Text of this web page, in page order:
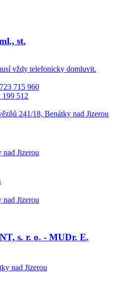
st.
vždy telefonicky domluvit.
715 960
512
241/18, Benátky nad Jizerou
nad Jizerou
nad Jizerou
s. r. o. - MUDr. E.
nad Jizerou